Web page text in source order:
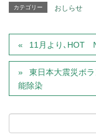
カテゴリー おしらせ
11月より､HOT
東日本大震災ボ
能除染